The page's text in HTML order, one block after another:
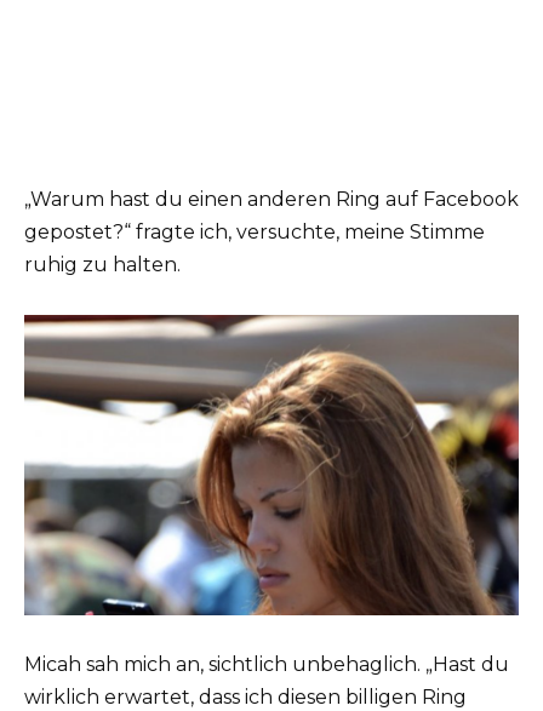
„Warum hast du einen anderen Ring auf Facebook
gepostet?“ fragte ich, versuchte, meine Stimme
ruhig zu halten.
Micah sah mich an, sichtlich unbehaglich. „Hast du
wirklich erwartet, dass ich diesen billigen Ring